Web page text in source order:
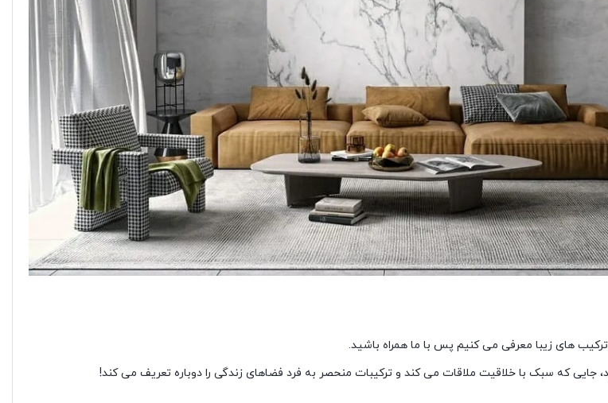
های زیبا معرفی می کنیم پس با ما همراه باشید.
جایی که سبک با خلاقیت ملاقات می کند و ترکیبات منحصر به فرد فضاهای زندگی را دوباره تعریف می کند!